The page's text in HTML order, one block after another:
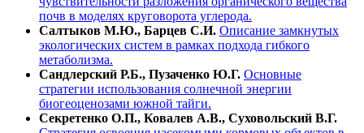
почв в моделях круговорота углерода.
Салтыков М.Ю., Барцев С.И. Описание замкнутых
экологических систем в рамках подхода гибкого
метаболизма.
Сандлерский Р.Б., Пузаченко Ю.Г. Основные
стратегии использования солнечной энергии
биогеоценозами южной тайги.
Секретенко О.П., Ковалев А.В., Суховольский В.Г.